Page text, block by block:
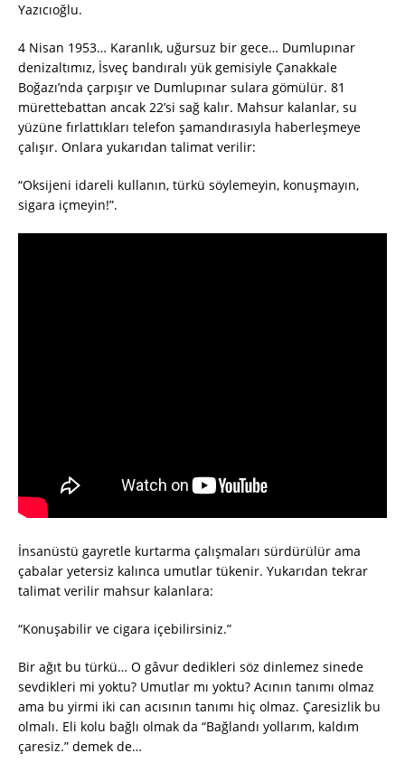
Yazıcıoğlu.
4 Nisan 1953… Karanlık, uğursuz bir gece… Dumlupınar
denizaltımız, İsveç bandıralı yük gemisiyle Çanakkale
Boğazı’nda çarpışır ve Dumlupınar sulara gömülür. 81
mürettebattan ancak 22’si sağ kalır. Mahsur kalanlar, su
yüzüne fırlattıkları telefon şamandırasıyla haberleşmeye
çalışır. Onlara yukarıdan talimat verilir:
“Oksijeni idareli kullanın, türkü söylemeyin, konuşmayın,
sigara içmeyin!”.
İnsanüstü gayretle kurtarma çalışmaları sürdürülür ama
çabalar yetersiz kalınca umutlar tükenir. Yukarıdan tekrar
talimat verilir mahsur kalanlara:
“Konuşabilir ve cigara içebilirsiniz.”
Bir ağıt bu türkü… O gâvur dedikleri söz dinlemez sinede
sevdikleri mi yoktu? Umutlar mı yoktu? Acının tanımı olmaz
ama bu yirmi iki can acısının tanımı hiç olmaz. Çaresizlik bu
olmalı. Eli kolu bağlı olmak da “Bağlandı yollarım, kaldım
çaresiz.” demek de…